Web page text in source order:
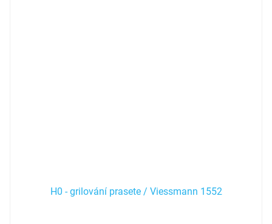
H0 - grilování prasete / Viessmann 1552